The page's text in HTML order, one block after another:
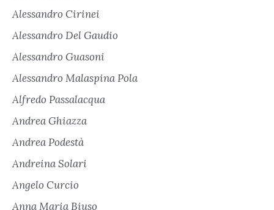
Alessandro Cirinei
Alessandro Del Gaudio
Alessandro Guasoni
Alessandro Malaspina Pola
Alfredo Passalacqua
Andrea Ghiazza
Andrea Podestà
Andreina Solari
Angelo Curcio
Anna Maria Biuso